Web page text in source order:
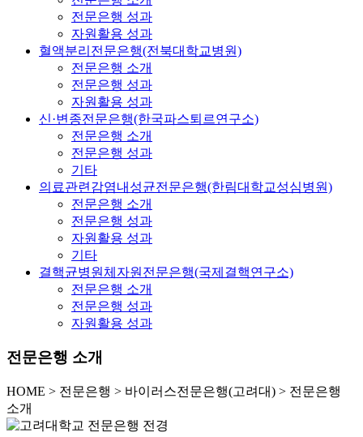
전문은행 성과
자원활용 성과
혈액분리전문은행(전북대학교병원)
전문은행 소개
전문은행 성과
자원활용 성과
신·변종전문은행(한국파스퇴르연구소)
전문은행 소개
전문은행 성과
기타
의료관련감염내성균전문은행(한림대학교성심병원)
전문은행 소개
전문은행 성과
자원활용 성과
기타
결핵균병원체자원전문은행(국제결핵연구소)
전문은행 소개
전문은행 성과
자원활용 성과
전문은행 소개
HOME > 전문은행 > 바이러스전문은행(고려대) > 전문은행
소개